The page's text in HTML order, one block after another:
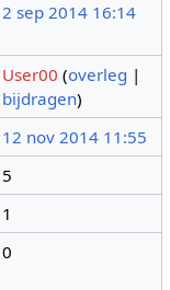
2 sep 2014 16:14
User00 (overleg |
bijdragen)
12 nov 2014 11:55
5
1
0